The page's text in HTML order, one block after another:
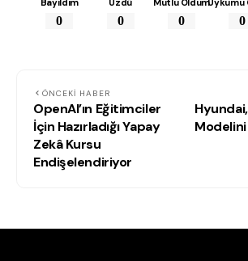
0 0 0 0
ÖNCEKI HABER
OpenAI’ın Eğitimciler
İçin Hazırladığı Yapay
Zekâ Kursu
Endişelendiriyor
Modelini